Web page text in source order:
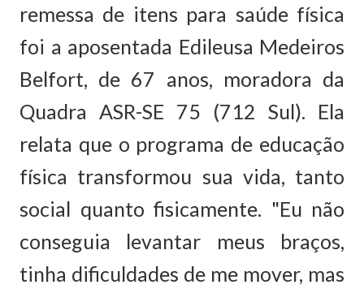
remessa de itens para saúde física
foi a aposentada Edileusa Medeiros
Belfort, de 67 anos, moradora da
Quadra ASR-SE 75 (712 Sul). Ela
relata que o programa de educação
física transformou sua vida, tanto
social quanto fisicamente. "Eu não
conseguia levantar meus braços,
tinha dificuldades de me mover, mas